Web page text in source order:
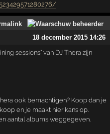
18 december 2015 14:26
sessions" van DJ Thera zijn
ook bemachtigen? Koop dan je
en je maakt hier kans op.
aantal albums weggegeven.